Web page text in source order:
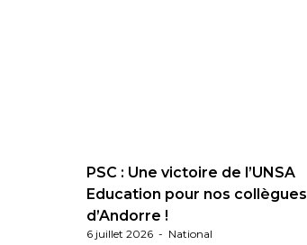
PSC : Une victoire de l’UNSA
Education pour nos collègues
d’Andorre !
6 juillet 2026 - National